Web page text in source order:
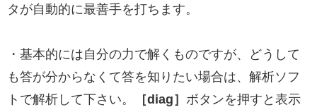
タが自動的に最善手を打ちます。
・基本的には自分の力で解くものですが、どうして
も答が分からなくて答を知りたい場合は、解析ソフ
トで解析して下さい。
［diag］ ボタンを押すと表示